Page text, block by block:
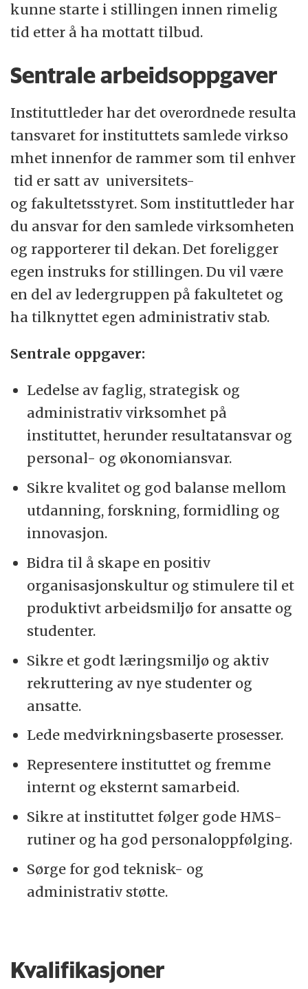
kunne starte i stillingen innen rimelig
tid etter å ha mottatt tilbud.
Sentrale arbeidsoppgaver
Instituttleder har det overordnede resulta
tansvaret for instituttets samlede virkso
mhet innenfor de rammer som til enhver
tid er satt av universitets-
og fakultetsstyret. Som instituttleder har
du ansvar for den samlede virksomheten
og rapporterer til dekan. Det foreligger
egen instruks for stillingen. Du vil være
en del av ledergruppen på fakultetet og
ha tilknyttet egen administrativ stab.
Sentrale oppgaver:
Ledelse av faglig, strategisk og
administrativ virksomhet på
instituttet, herunder resultatansvar og
personal- og økonomiansvar.
Sikre kvalitet og god balanse mellom
utdanning, forskning, formidling og
innovasjon.
Bidra til å skape en positiv
organisasjonskultur og stimulere til et
produktivt arbeidsmiljø for ansatte og
studenter.
Sikre et godt læringsmiljø og aktiv
rekruttering av nye studenter og
ansatte.
Lede medvirkningsbaserte prosesser.
Representere instituttet og fremme
internt og eksternt samarbeid.
Sikre at instituttet følger gode HMS-
rutiner og ha god personaloppfølging.
Sørge for god teknisk- og
administrativ støtte.
Kvalifikasjoner